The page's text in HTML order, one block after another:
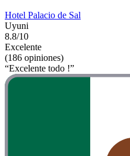
Hotel Palacio de Sal
Uyuni
8.8/10
Excelente
(186 opiniones)
“Excelente todo !”